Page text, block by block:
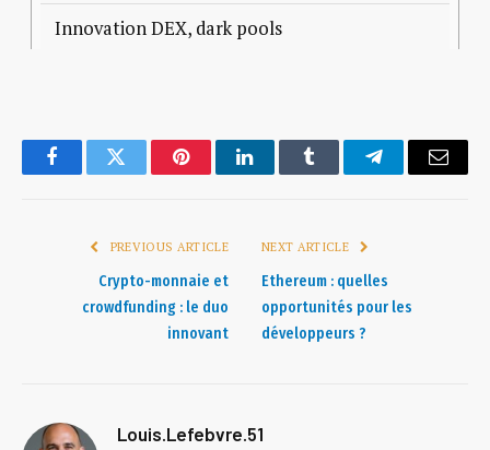
Innovation DEX, dark pools
Services institutionnels
Bitstamp
Plateforme européenne historique
FacebookTwitter PinterestLinkedInTumblr TelegramEmail
PREVIOUS ARTICLE
Crypto-monnaie et
crowdfunding : le duo
innovant
NEXT ARTICLE
Ethereum : quelles
opportunités pour les
développeurs ?
Louis.Lefebvre.51